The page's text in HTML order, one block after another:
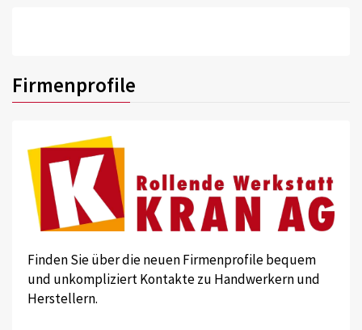
Firmenprofile
Finden Sie über die neuen Firmenprofile bequem
und unkompliziert Kontakte zu Handwerkern und
Herstellern.